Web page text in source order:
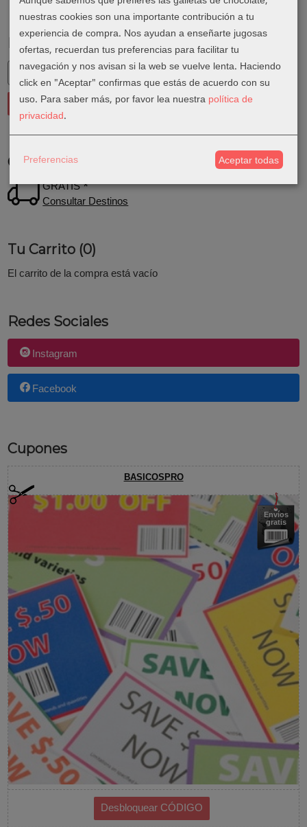
Marcas
Costes de Envío
GRATIS *
Consultar Destinos
Tu Carrito (0)
El carrito de la compra está vacío
Redes Sociales
Instagram
Facebook
Cupones
BASICOSPRO
Envíos
gratis
nuestras cookies son una importante contribución a tu
experiencia de compra. Nos ayudan a enseñarte jugosas
ofertas, recuerdan tus preferencias para facilitar tu
navegación y nos avisan si la web se vuelve lenta. Haciendo
click en "Aceptar" confirmas que estás de acuerdo con su
uso. Para saber más, por favor lea nuestra política de
privacidad.
Preferencias Aceptar todas